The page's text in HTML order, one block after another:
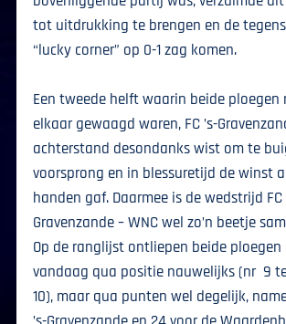
tot uitdrukking te brengen en de
“lucky corner” op 0-1 zag komen.
Een tweede helft waarin beide ploegen
elkaar gewaagd waren, FC ’s-
achterstand desondanks wist om te
voorsprong en in blessuretijd de winst
handen gaf. Daarmee is de wedstrijd FC
Gravenzande – WNC wel zo’n beetje
Op de ranglijst ontliepen beide
vandaag qua positie nauwelijks (nr 9
10), maar qua punten wel degelijk,